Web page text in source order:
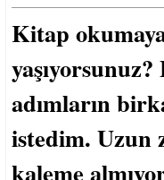
Kitap
adımların
istedim. Uzun
kaleme